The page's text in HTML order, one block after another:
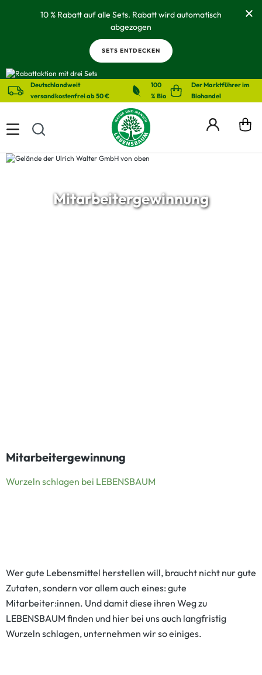
springen10 % Rabatt auf alle Sets. Rabatt wird automatisch
abgezogen
SETS ENTDECKEN
Deutschlandweit
versandkostenfrei ab 50 €
100
% Bio
Der Marktführer im
Biohandel
Mitarbeitergewinnung
Mitarbeitergewinnung
Wurzeln schlagen bei LEBENSBAUM
Wer gute Lebensmittel herstellen will, braucht nicht nur gute
Zutaten, sondern vor allem auch eines: gute
Mitarbeiter:innen. Und damit diese ihren Weg zu
LEBENSBAUM finden und hier bei uns auch langfristig
Wurzeln schlagen, unternehmen wir so einiges.